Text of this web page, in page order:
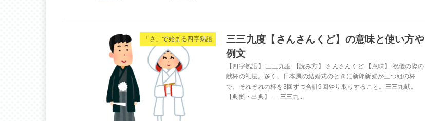
「さ」で始まる四字熟語
三三九度【さんさんくど】の意味と使い方や
例文
【四字熟語】 三三九度 【読み方】 さんさんくど 【意味】 祝儀の際の
献杯の礼法。多く、日本風の結婚式のときに新郎新婦が三つ組の杯
で、それぞれの杯を3回ずつ合計9回やり取りすること。三三九献。
【典拠・出典】 － 三三九...